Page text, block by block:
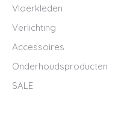
Vloerkleden
Verlichting
Accessoires
Onderhoudsproducten
SALE